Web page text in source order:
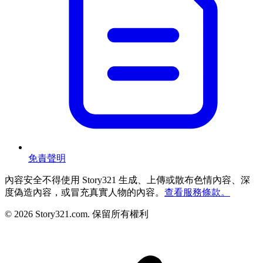
免責聲明
內容安全不得使用 Story321 生成、上傳或散布色情內容、深
度偽造內容，或冒充真實人物的內容。 查看服務條款。
© 2026 Story321.com. 保留所有權利